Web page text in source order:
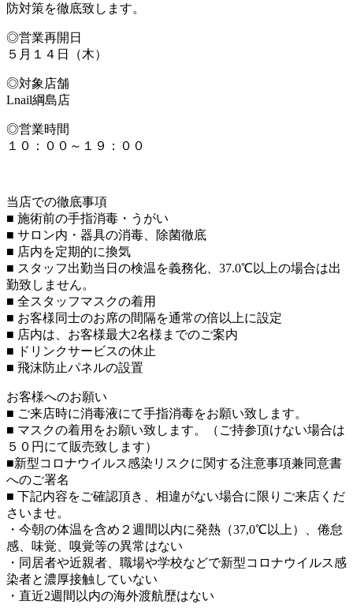
防対策を徹底致します。
◎営業再開日
５月１４日（木）
◎対象店舗
Lnail綱島店
◎営業時間
１０：００～１９：００
当店での徹底事項
■ 施術前の手指消毒・うがい
■ サロン内・器具の消毒、除菌徹底
■ 店内を定期的に換気
■ スタッフ出勤当日の検温を義務化、37.0℃以上の場合は出
勤致しません。
■ 全スタッフマスクの着用
■ お客様同士のお席の間隔を通常の倍以上に設定
■ 店内は、お客様最大2名様までのご案内
■ ドリンクサービスの休止
■ 飛沫防止パネルの設置
お客様へのお願い
■ ご来店時に消毒液にて手指消毒をお願い致します。
■ マスクの着用をお願い致します。（ご持参頂けない場合は
５０円にて販売致します）
■新型コロナウイルス感染リスクに関する注意事項兼同意書
へのご署名
■ 下記内容をご確認頂き、相違がない場合に限りご来店くだ
さいませ。
・今朝の体温を含め２週間以内に発熱（37,0℃以上）、倦怠
感、味覚、嗅覚等の異常はない
・同居者や近親者、職場や学校などで新型コロナウイルス感
染者と濃厚接触していない
・直近2週間以内の海外渡航歴はない